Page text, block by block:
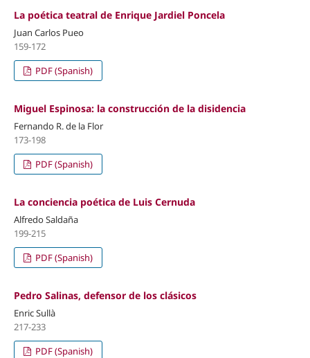
La poética teatral de Enrique Jardiel Poncela
Juan Carlos Pueo
159-172
PDF (Spanish)
Miguel Espinosa: la construcción de la disidencia
Fernando R. de la Flor
173-198
PDF (Spanish)
La conciencia poética de Luis Cernuda
Alfredo Saldaña
199-215
PDF (Spanish)
Pedro Salinas, defensor de los clásicos
Enric Sullà
217-233
PDF (Spanish)